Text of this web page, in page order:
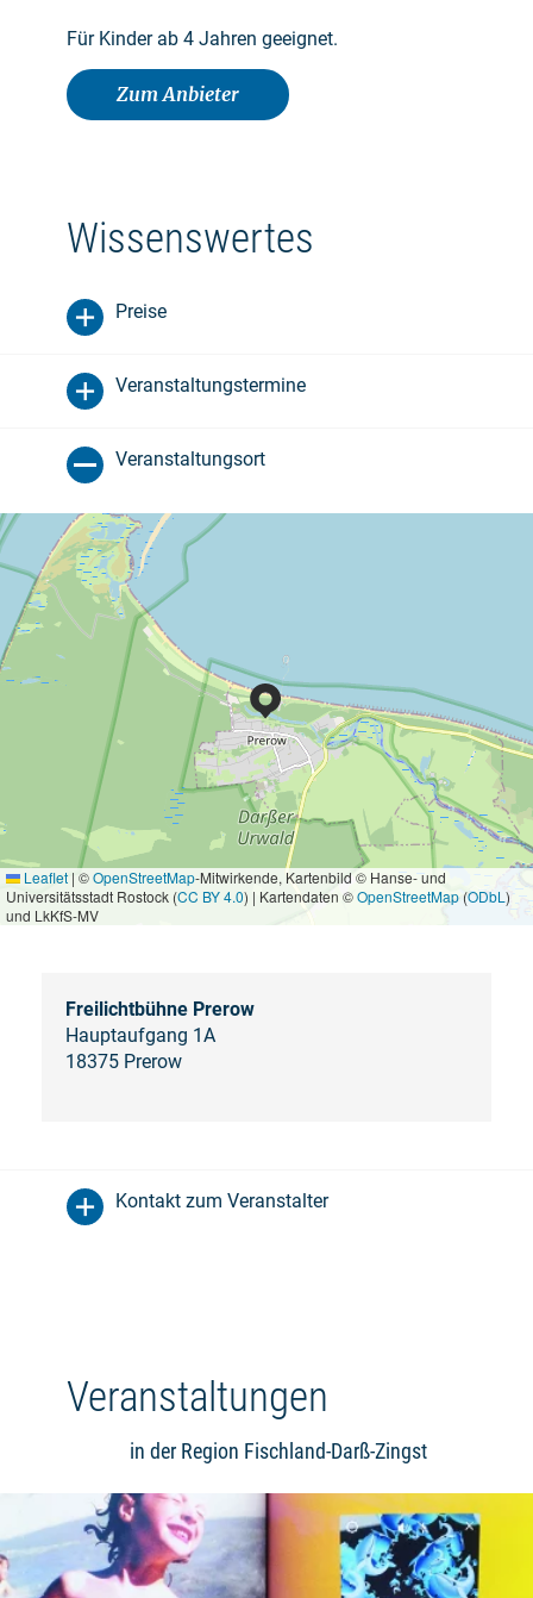
Für Kinder ab 4 Jahren geeignet.
Zum Anbieter
Wissenswertes
Preise
Veranstaltungstermine
Veranstaltungsort
Leaflet | ©OpenStreetMap-Mitwirkende, Kartenbild © Hanse- und
Universitätsstadt Rostock (CC BY 4.0) | Kartendaten ©OpenStreetMap (ODbL )
und LkKfS-MV
Freilichtbühne Prerow
Hauptaufgang 1A
18375 Prerow
Kontakt zum Veranstalter
Veranstaltungen
in der Region Fischland-Darß-Zingst